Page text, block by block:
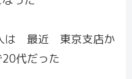
は 最近 東京支店か
代だった